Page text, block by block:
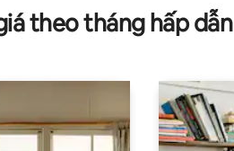
theo tháng hấp dẫn